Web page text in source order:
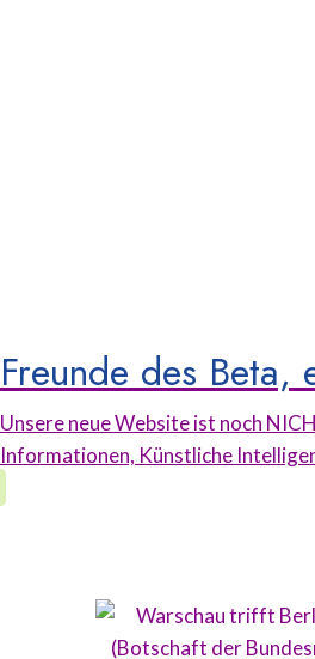
Freunde des Beta,
Unsere neue Website ist noch
Informationen, Künstliche